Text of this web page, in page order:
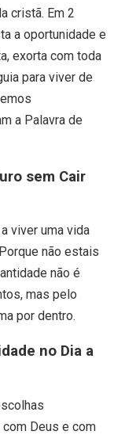
cristã. Em 2
a oportunidade e
exorta com toda
para viver de
a Palavra de
sem Cair
viver uma vida
não estais
não é
mas pelo
por dentro.
no Dia a
Deus e com